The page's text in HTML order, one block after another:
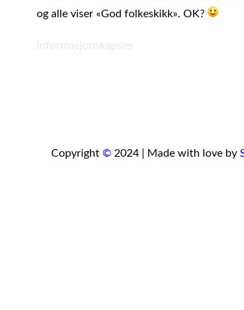
og alle viser «God folkeskikk». OK?
Informasjonskapsler
Copyright ©2024 | Made with love by